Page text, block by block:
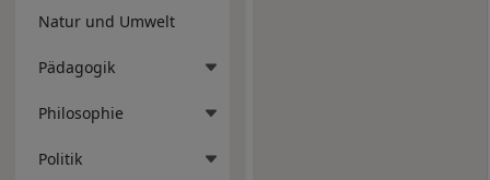
Natur und Umwelt
Pädagogik
Philosophie
Politik